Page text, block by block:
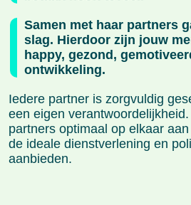
Samen met haar partners
slag. Hierdoor zijn jouw
happy, gezond,
ontwikkeling.
Iedere partner is zorgvuldig
een eigen
partners optimaal op elkaar
de ideale dienstverlening en
aanbieden.